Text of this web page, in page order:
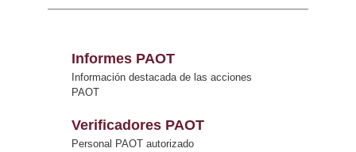
Informes PAOT
Información destacada de las acciones
PAOT
Verificadores PAOT
Personal PAOT autorizado